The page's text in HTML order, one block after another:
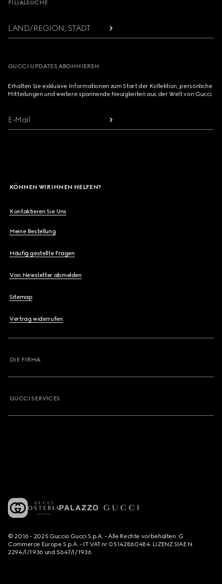
FILIALSUCHE
LAND/REGION, STADT
GUCCI UPDATES ABONNIEREN
Erhalten Sie exklusive Informationen zum Start der Kollektion, persönliche
Mitteilungen und weitere spannende Neuigkeiten aus der Welt von Gucci.
E-Mail
KÖNNEN WIR IHNEN HELFEN?
Kontaktieren Sie Uns
Meine Bestellung
Häufig gestellte Fragen
Von Newsletter abmelden
Sitemap
Vertrag widerrufen
DIE FIRMA
GUCCI SERVICES
© 2016 - 2025 Guccio Gucci S.p.A. - Alle Rechte vorbehalten. G
Commerce Europe S.p.A. - IT VAT nr 05142860484. LIZENZ SIAE N.
2294/I/1936 und 5647/I/1936